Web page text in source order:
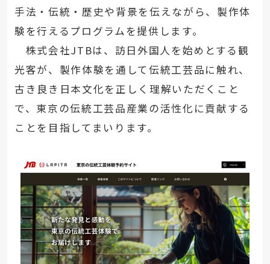
手法・伝統・歴史や背景を伝えながら、製作体
験を行えるプログラムを提供します。
株式会社JTBは、訪日外国人を始めとする観
光客が、製作体験を通して伝統工芸品に触れ、
古き良き日本文化を正しく理解いただくこと
で、東京の伝統工芸品産業の活性化に貢献する
ことを目指してまいります。